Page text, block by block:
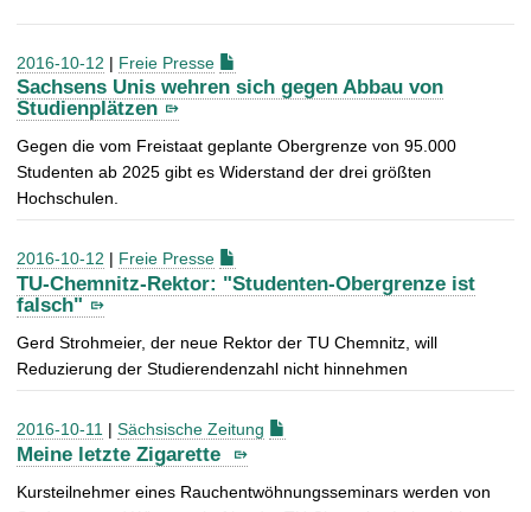
2016-10-12 | Freie Presse
Sachsens Unis wehren sich gegen Abbau von
Studienplätzen
Gegen die vom Freistaat geplante Obergrenze von 95.000
Studenten ab 2025 gibt es Widerstand der drei größten
Hochschulen.
2016-10-12 | Freie Presse
TU-Chemnitz-Rektor: "Studenten-Obergrenze ist
falsch"
Gerd Strohmeier, der neue Rektor der TU Chemnitz, will
Reduzierung der Studierendenzahl nicht hinnehmen
2016-10-11 | Sächsische Zeitung
Meine letzte Zigarette
Kursteilnehmer eines Rauchentwöhnungsseminars werden von